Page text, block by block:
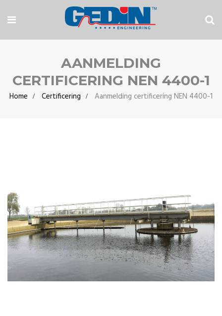
AANMELDING
CERTIFICERING NEN 4400-1
Home Certificering Aanmelding certificering NEN 4400-1